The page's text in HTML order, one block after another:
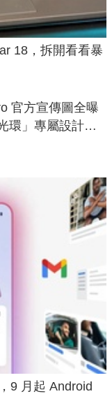
18，拆開看看暴
官方宣傳圖全曝
環」專屬設計、
9 月起 Android